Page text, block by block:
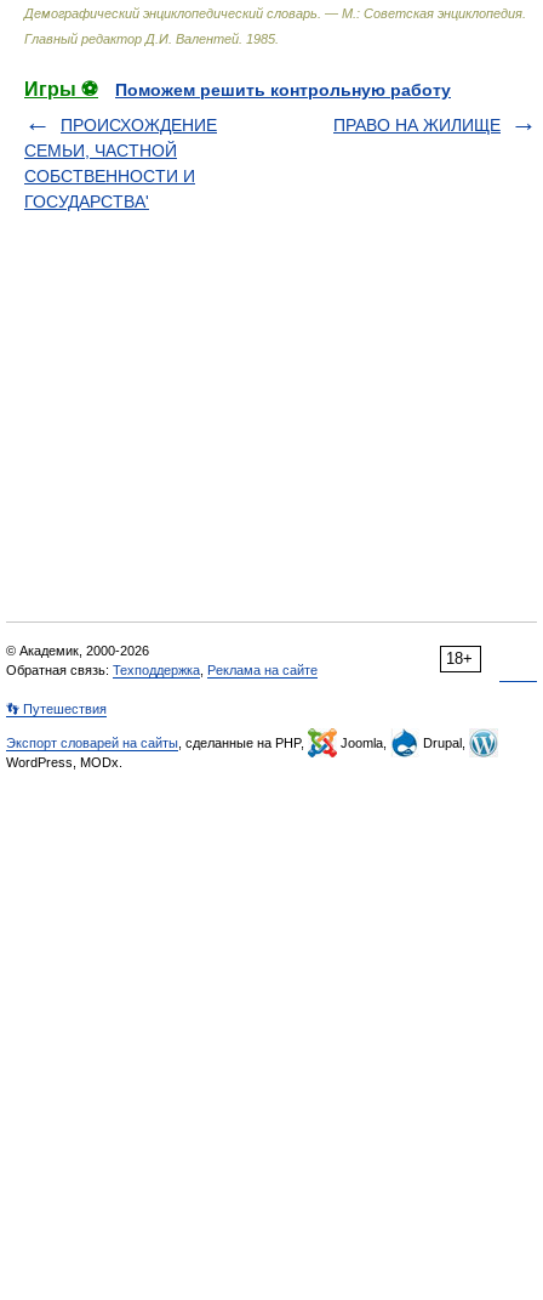
Демографический энциклопедический словарь. — М.: Советская энциклопедия
Главный редактор Д.И. Валентей 1985
Игры ⚽
Поможем решить контрольную работу
ПРOИСХОЖДEНИЕ
СЕМЬИ, ЧАСТНОЙ
СОБСТВЕННОСТИ И
ГОСУДАРСТВА'
ПРАВО НА ЖИЛИЩЕ
18+
© Академик, 2000-2026
Обратная связь: Техподдержка Реклама на сайте
👣 Путешествия
Экспорт словарей на сайты , сделанные на PHP, Joomla,
Drupal,
WordPress, MODx.